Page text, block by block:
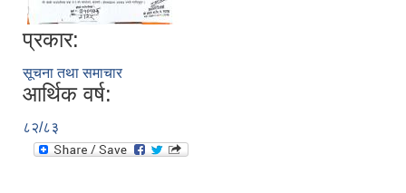
प्रकार:
सूचना तथा समाचार
आर्थिक वर्ष:
८२/८३